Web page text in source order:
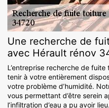
Une recherche de
avec Hérault rénov
L’entreprise recherche de
tenir à votre entièrement
votre problème d’humidité.
vous permettant d’être serein
l’infiltration d’eau a pu avoir